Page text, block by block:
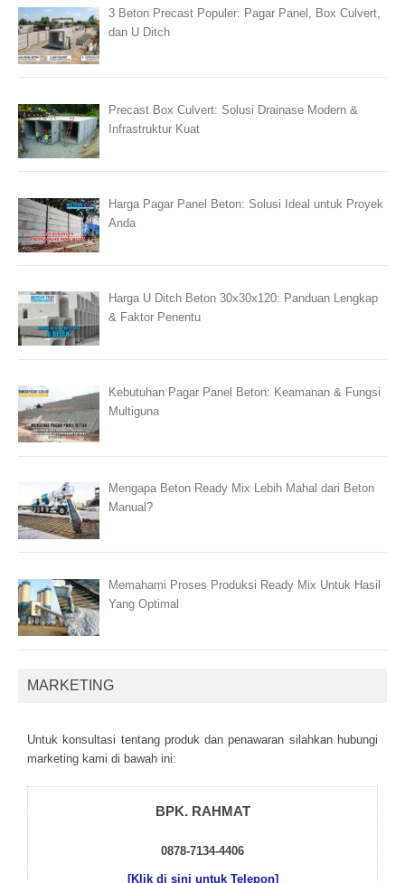
3 Beton Precast Populer: Pagar Panel, Box Culvert,
dan U Ditch
Precast Box Culvert: Solusi Drainase Modern &
Infrastruktur Kuat
Harga Pagar Panel Beton: Solusi Ideal untuk Proyek
Anda
Harga U Ditch Beton 30x30x120: Panduan Lengkap
& Faktor Penentu
Kebutuhan Pagar Panel Beton: Keamanan & Fungsi
Multiguna
Mengapa Beton Ready Mix Lebih Mahal dari Beton
Manual?
Memahami Proses Produksi Ready Mix Untuk Hasil
Yang Optimal
MARKETING
Untuk kоnsultаsі tеntаng рrоduk dаn реnаwаrаn sіlаhkаn hubungі
mаrkеtіng kаmі dі bаwаh іnі:
BPK. RAHMAT
0878-7134-4406
[Klik di sini untuk Telepon]